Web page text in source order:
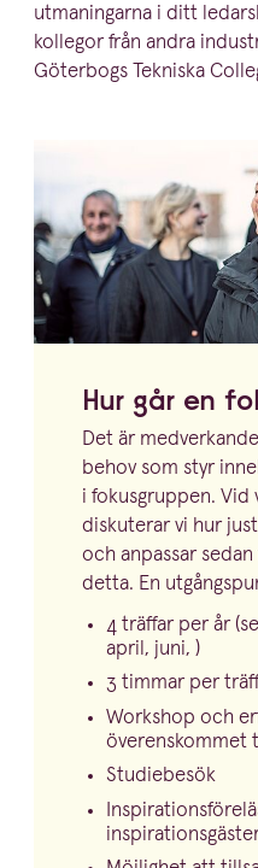
utmaningarna i ditt
kollegor från andra
Göterbogs Tekniska
Hur går en
Det är
behov som styr
i fokus­gruppen. Vid
diskuterar vi hur
och anpassar
detta. En
4 träffar per år
april, juni, )
3 timmar per
Workshop och
överens­kommet
Studiebesök